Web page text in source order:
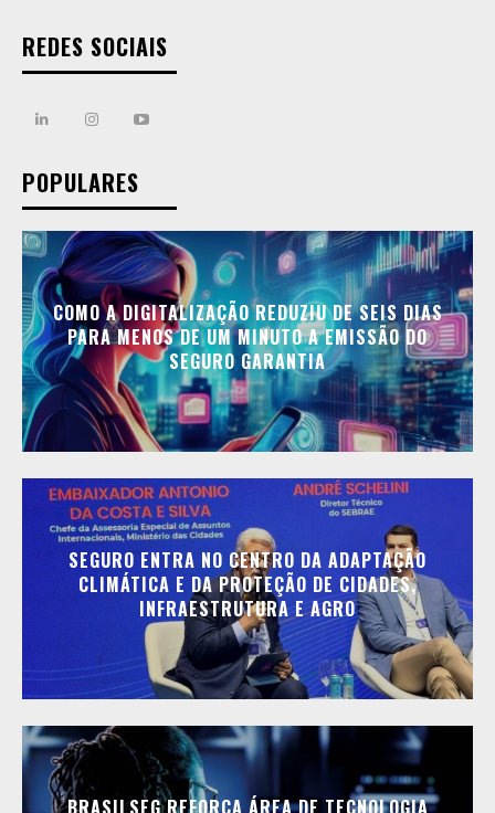
REDES SOCIAIS
POPULARES
COMO A DIGITALIZAÇÃO REDUZIU DE SEIS DIAS
PARA MENOS DE UM MINUTO A EMISSÃO DO
SEGURO GARANTIA
SEGURO ENTRA NO CENTRO DA ADAPTAÇÃO
CLIMÁTICA E DA PROTEÇÃO DE CIDADES,
INFRAESTRUTURA E AGRO